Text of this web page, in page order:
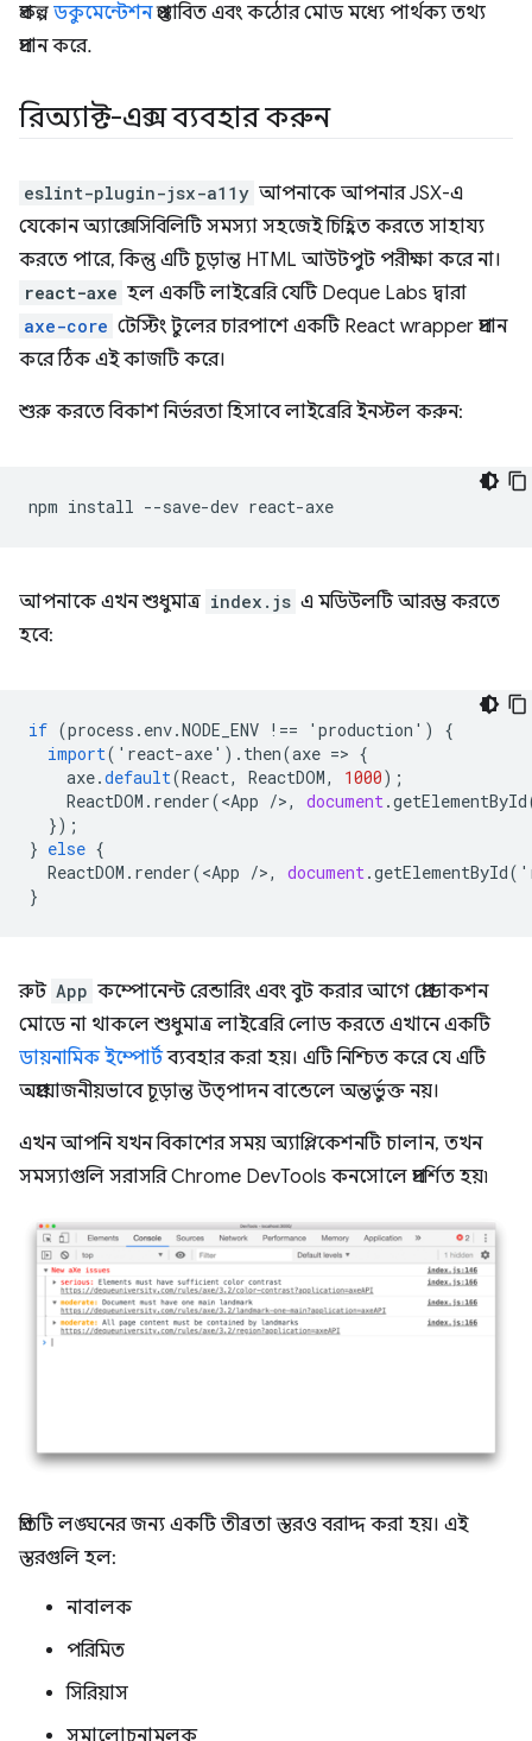
প্রকল্প ডকুমেন্টেশনপ্রস্তাবিত এবং কঠোর মোড মধ্যে পার্থক্য তথ্য
প্রদান করে.
রিঅ্যাক্ট-এক্স ব্যবহার করুন
eslint-plugin-jsx-a11y আপনাকে আপনার JSX-এ
যেকোন অ্যাক্সেসিবিলিটি সমস্যা সহজেই চিহ্নিত করতে সাহায্য
করতে পারে, কিন্তু এটি চূড়ান্ত HTML আউটপুট পরীক্ষা করে না।
react-axe হল একটি লাইব্রেরি যেটি Deque Labs দ্বারা
axe-core টেস্টিং টুলের চারপাশে একটি React wrapper প্রদান
করে ঠিক এই কাজটি করে।
শুরু করতে বিকাশ নির্ভরতা হিসাবে লাইব্রেরি ইনস্টল করুন:
npm install --save-dev
আপনাকে এখন শুধুমাত্র index.js এ মডিউলটি আরম্ভ করতে
হবে:
if (process . env.NODE_ENV !== ' production ' )
{
import( ' react-axe' ). then(axe => {
axe.default(React, ReactDOM, 1000);
ReactDOM . render(<App />, document.getElementById
});
} else {
ReactDOM . render(<App />, document.getElementById( '
}
রুট App কম্পোনেন্ট রেন্ডারিং এবং বুট করার আগে প্রোডাকশন
মোডে না থাকলে শুধুমাত্র লাইব্রেরি লোড করতে এখানে একটি
ডায়নামিক ইম্পোর্টব্যবহার করা হয়। এটি নিশ্চিত করে যে এটি
অপ্রয়োজনীয়ভাবে চূড়ান্ত উত্পাদন বান্ডেলে অন্তর্ভুক্ত নয়।
এখন আপনি যখন বিকাশের সময় অ্যাপ্লিকেশনটি চালান, তখন
সমস্যাগুলি সরাসরি Chrome DevTools কনসোলে প্রদর্শিত হয়৷
প্রতিটি লঙ্ঘনের জন্য একটি তীব্রতা স্তরও বরাদ্দ করা হয়। এই
স্তরগুলি হল:
নাবালক
পরিমিত
সিরিয়াস
সমালোচনামূলক